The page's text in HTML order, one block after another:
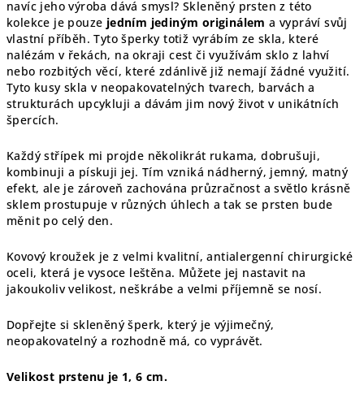
navíc jeho výroba dává smysl? Skleněný prsten z této
kolekce je pouze jedním jediným originálem a vypráví svůj
vlastní příběh. Tyto šperky totiž vyrábím ze skla, které
nalézám v řekách, na okraji cest či využívám sklo z lahví
nebo rozbitých věcí, které zdánlivě již nemají žádné využití.
Tyto kusy skla v neopakovatelných tvarech, barvách a
strukturách upcykluji a dávám jim nový život v unikátních
špercích.
Každý střípek mi projde několikrát rukama, dobrušuji,
kombinuji a pískuji jej. Tím vzniká nádherný, jemný, matný
efekt, ale je zároveň zachována průzračnost a světlo krásně
sklem prostupuje v různých úhlech a tak se prsten bude
měnit po celý den.
Kovový kroužek je z velmi kvalitní, antialergenní chirurgické
oceli, která je vysoce leštěna. Můžete jej nastavit na
jakoukoliv velikost, neškrábe a velmi příjemně se nosí.
Dopřejte si skleněný šperk, který je výjimečný,
neopakovatelný a rozhodně má, co vyprávět.
Velikost prstenu je 1, 6 cm.